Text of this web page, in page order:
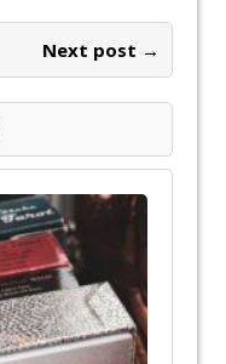
Next post →